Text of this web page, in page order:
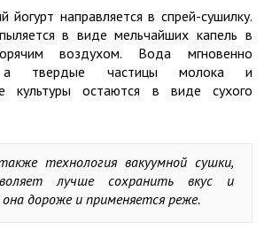
йогурт направляется в спрей-сушилку.
в виде мельчайших капель в
воздухом. Вода мгновенно
а твердые частицы молока и
культуры остаются в виде сухого
технология вакуумной сушки,
лучше сохранить вкус и
дороже и применяется реже.